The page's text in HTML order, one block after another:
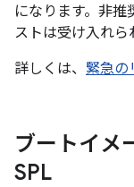
になります。非
ストは受け入れら
詳しくは、 緊急の
ブートイメ
SPL